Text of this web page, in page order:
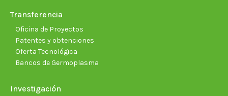
Transferencia
Oficina de Proyectos
Patentes y obtenciones
Oferta Tecnológica
Bancos de Germoplasma
Investigación